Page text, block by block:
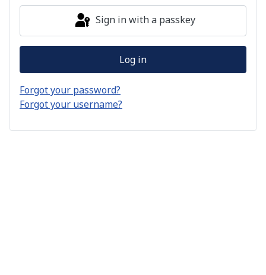
Sign in with a passkey
Log in
Forgot your password?
Forgot your username?